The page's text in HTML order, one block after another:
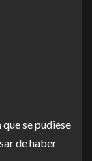
se pudiese
de haber